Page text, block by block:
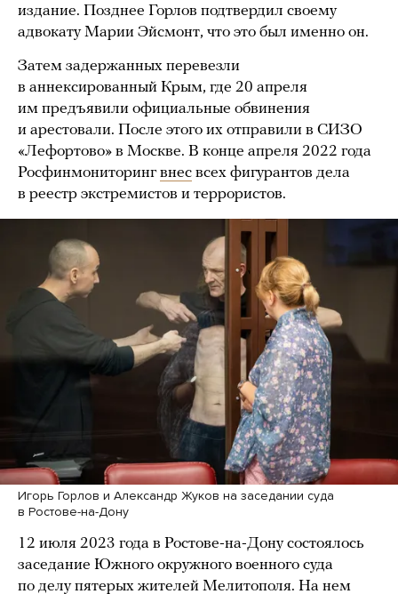
издание. Позднее Горлов подтвердил своему
адвокату Марии Эйсмонт, что это был именно он.
Затем задержанных перевезли
в аннексированный Крым, где 20 апреля
им предъявили официальные обвинения
и арестовали. После этого их отправили в СИЗО
«Лефортово» в Москве. В конце апреля 2022 года
Росфинмониторингвнес всех фигурантов дела
в реестр экстремистов и террористов.
Игорь Горлов и Александр Жуков на заседании суда
в Ростове-на-Дону
12 июля 2023 года в Ростове-на-Дону состоялось
заседание Южного окружного военного суда
по делу пятерых жителей Мелитополя. На нем